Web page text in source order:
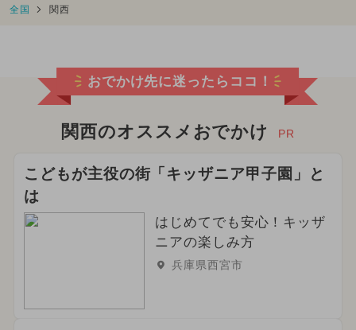
全国 関西
おでかけ先に迷ったらココ！
関西のオススメおでかけ PR
こどもが主役の街「キッザニア甲子園」と
は
はじめてでも安心！キッザ
ニアの楽しみ方
兵庫県西宮市